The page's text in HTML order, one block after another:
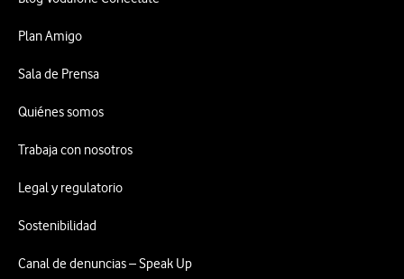
Plan Amigo
Sala de Prensa
Quiénes somos
Trabaja con nosotros
Legal y regulatorio
Sostenibilidad
Canal de denuncias – Speak Up